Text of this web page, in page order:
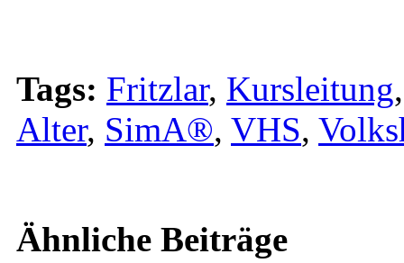
Tags: Fritzlar, Kursleitung
Alter, SimA®, VHS,
Ähnliche Beiträge